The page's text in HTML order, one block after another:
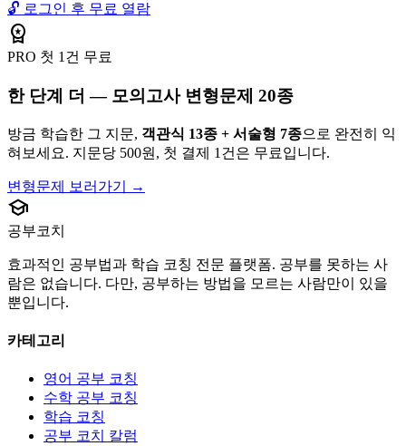
🔓 로그인 후 무료 열람
workspace_premium
PRO 첫 1건 무료
한 단계 더 — 모의고사 변형문제 20종
방금 학습한 그 지문, 객관식 13종 + 서술형 7종으로 완전히 익
혀보세요. 지문당 500원, 첫 결제 1건은 무료입니다.
변형문제 보러가기 →
school
공부코치
효과적인 공부법과 학습 코칭 전문 플랫폼. 공부를 못하는 사
람은 없습니다. 다만, 공부하는 방법을 모르는 사람만이 있을
뿐입니다.
카테고리
영어 공부 코칭
수학 공부 코칭
학습 코칭
공부 코치 칼럼